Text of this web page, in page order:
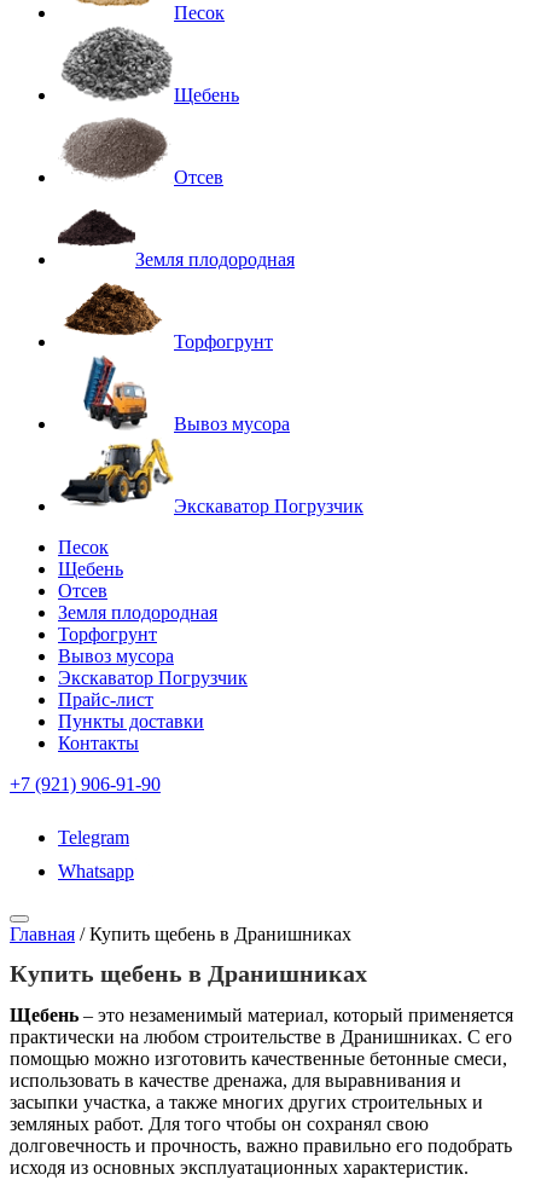
Песок
Щебень
Отсев
Земля плодородная
Торфогрунт
Вывоз мусора
Экскаватор Погрузчик
Песок
Щебень
Отсев
Земля плодородная
Торфогрунт
Вывоз мусора
Экскаватор Погрузчик
Прайс-лист
Пункты доставки
Контакты
+7 (921) 906-91-90
Telegram
Whatsapp
Главная /Купить щебень в Дранишниках
Купить щебень в Дранишниках
Щебень – это незаменимый материал, который применяется
практически на любом строительстве в Дранишниках. С его
помощью можно изготовить качественные бетонные смеси,
использовать в качестве дренажа, для выравнивания и
засыпки участка, а также многих других строительных и
земляных работ. Для того чтобы он сохранял свою
долговечность и прочность, важно правильно его подобрать
исходя из основных эксплуатационных характеристик.